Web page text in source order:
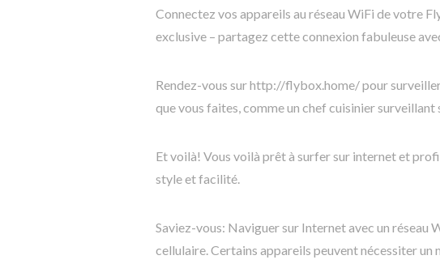
Connectez vos appareils au réseau WiFi de votre
exclusive – partagez cette connexion fabuleuse
Rendez-vous sur http://flybox.home/ pour
que vous faites, comme un chef cuisinier surveillant
Et voilà! Vous voilà prêt à surfer sur internet et
style et facilité.
Saviez-vous: Naviguer sur Internet avec un réseau
cellulaire. Certains appareils peuvent nécessiter un